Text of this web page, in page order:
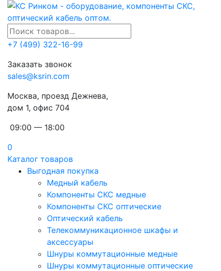
+7 (499) 322-16-99
Заказать звонок
sales@ksrin.com
Москва, проезд Дежнева,
дом 1, офис 704
09:00 — 18:00
0
Каталог товаров
Выгодная покупка
Медный кабель
Компоненты СКС медные
Компоненты СКС оптические
Оптический кабель
Телекоммуникационное шкафы и
аксессуары
Шнуры коммутационные медные
Шнуры коммутационные оптические